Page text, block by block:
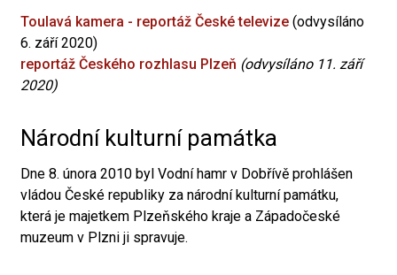
Toulavá kamera - reportáž České televize (odvysíláno
6. září 2020)
reportáž Českého rozhlasu Plzeň (odvysíláno 11. září
2020)
Národní kulturní památka
Dne 8. února 2010 byl Vodní hamr v Dobřívě prohlášen
vládou České republiky za národní kulturní památku,
která je majetkem Plzeňského kraje a Západočeské
muzeum v Plzni ji spravuje.